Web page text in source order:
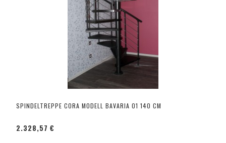
SPINDELTREPPE CORA MODELL BAVARIA 01 140 CM
2.328,57 €